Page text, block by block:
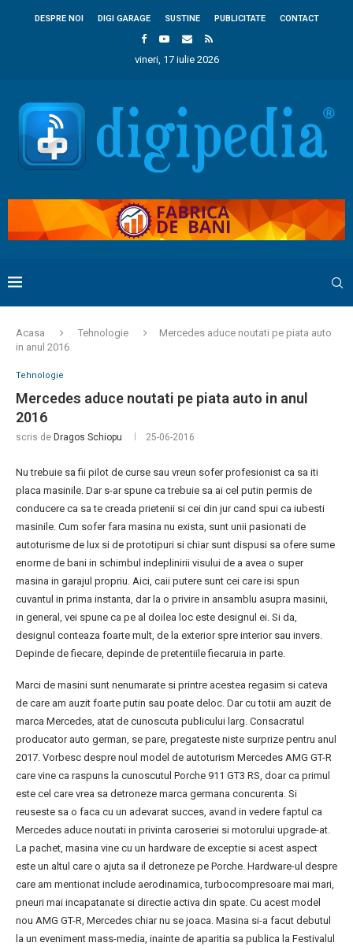
DESPRE NOI DIGI GARAGE SUSTINE PUBLICITATE CONTACT
vineri, 17 iulie 2026
Acasa Tehnologie
Mercedes aduce noutati pe piata auto
in anul 2016
Tehnologie
Mercedes aduce noutati pe piata auto in anul
2016
scris de Dragos Schiopu 25-06-2016
Nu trebuie sa fii pilot de curse sau vreun sofer profesionist ca sa iti
placa masinile. Dar s-ar spune ca trebuie sa ai cel putin permis de
conducere ca sa te creada prietenii si cei din jur cand spui ca iubesti
masinile. Cum sofer fara masina nu exista, sunt unii pasionati de
autoturisme de lux si de prototipuri si chiar sunt dispusi sa ofere sume
enorme de bani in schimbul indeplinirii visului de a avea o super
masina in garajul propriu. Aici, caii putere sunt cei care isi spun
cuvantul in prima instanta, dar la o privire in ansamblu asupra masinii,
in general, vei spune ca pe al doilea loc este designul ei. Si da,
designul conteaza foarte mult, de la exterior spre interior sau invers.
Depinde de fiecare, depinde de pretentiile fiecaruia in parte.
Marci de masini sunt nenumarate si printre acestea regasim si cateva
de care am auzit foarte putin sau poate deloc. Dar cu totii am auzit de
marca Mercedes, atat de cunoscuta publicului larg. Consacratul
producator auto german, se pare, pregateste niste surprize pentru anul
2017. Vorbesc despre noul model de autoturism Mercedes AMG GT-R
care vine ca raspuns la cunoscutul Porche 911 GT3 RS, doar ca primul
este cel care vrea sa detroneze marca germana concurenta. Si
reuseste sa o faca cu un adevarat succes, avand in vedere faptul ca
Mercedes aduce noutati in privinta caroseriei si motorului upgrade-at.
La pachet, masina vine cu un hardware de exceptie si acest aspect
este un altul care o ajuta sa il detroneze pe Porche. Hardware-ul despre
care am mentionat include aerodinamica, turbocompresoare mai mari,
pneuri mai incapatanate si directie activa din spate. Cu acest model
nou AMG GT-R, Mercedes chiar nu se joaca. Masina si-a facut debutul
la un eveniment mass-media, inainte de aparitia sa publica la Festivalul